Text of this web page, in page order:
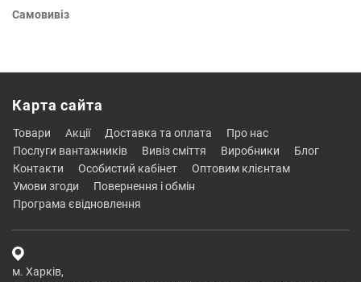
Самовивіз
Карта сайта
товари акції доставка та оплата
про нас
послуги вантажників
вивіз сміття виробники
блог
контакти
особистий кабінет
оптовим клієнтам
умови згоди
повернення і обмін
програма євідновлення
м. Харків,